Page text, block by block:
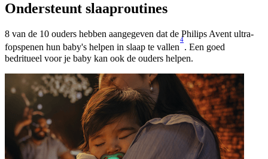
Ondersteunt slaaproutines
8 van de 10 ouders hebben aangegeven dat de Philips Avent ultra-
fopspenen hun baby's helpen in slaap te vallen
4
. Een goed
bedritueel voor je baby kan ook de ouders helpen.